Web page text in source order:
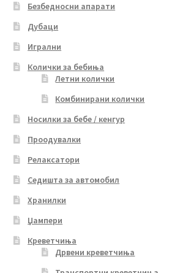
Безбедносни апарати
Дубаци
Игрални
Колички за бебиња
Летни колички
Комбинирани колички
Носилки за бебе / кенгур
Проодувалки
Релаксатори
Седишта за автомобил
Хранилки
Џампери
Креветчиња
Дрвени креветчиња